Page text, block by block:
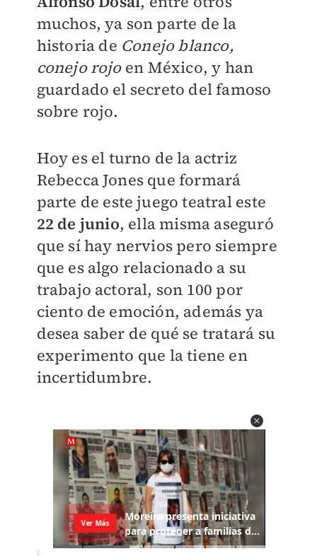
muchos, ya son parte de la
historia de Conejo blanco,
conejo rojo en México, y han
guardado el secreto del famoso
sobre rojo.
Hoy es el turno de la actriz
Rebecca Jones que formará
parte de este juego teatral este
22 de junio, ella misma aseguró
que sí hay nervios pero siempre
que es algo relacionado a su
trabajo actoral, son 100 por
ciento de emoción, además ya
desea saber de qué se tratará su
experimento que la tiene en
incertidumbre.